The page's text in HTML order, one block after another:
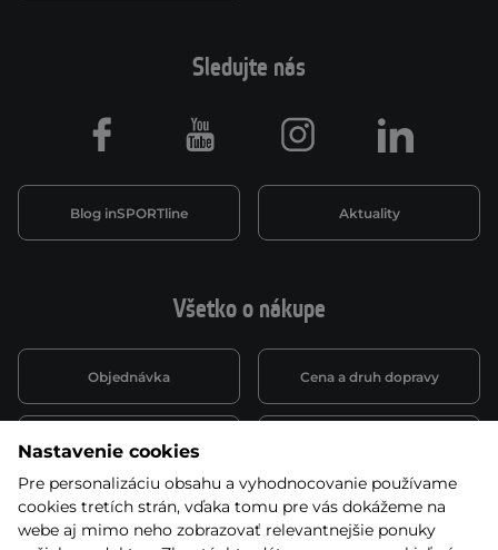
Všetko o nákupe
Objednávka Cena a druh dopravy
Spôsob platby
Montáž a servis Reklamácie a záruka
Sledujte nás
Blog inSPORTline Aktuality
Facebook Youtube Instagram LinkedIn
Nastavenie cookies
Pre personalizáciu obsahu a vyhodnocovanie používame
cookies tretích strán, vďaka tomu pre vás dokážeme na
webe aj mimo neho zobrazovať relevantnejšie ponuky